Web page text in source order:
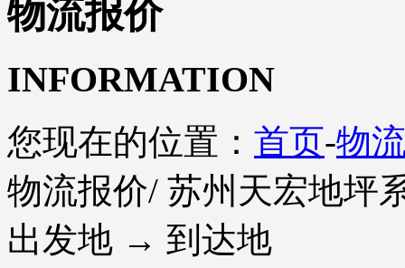
物流报价
INFORMATION
您现在的位置： 首页-物
物流报价/ 苏州天宏地坪
出发地 → 到达地